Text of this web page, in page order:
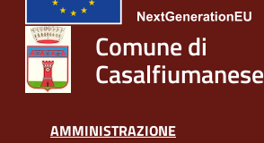
Comune di
Casalfiumanese
AMMINISTRAZIONE